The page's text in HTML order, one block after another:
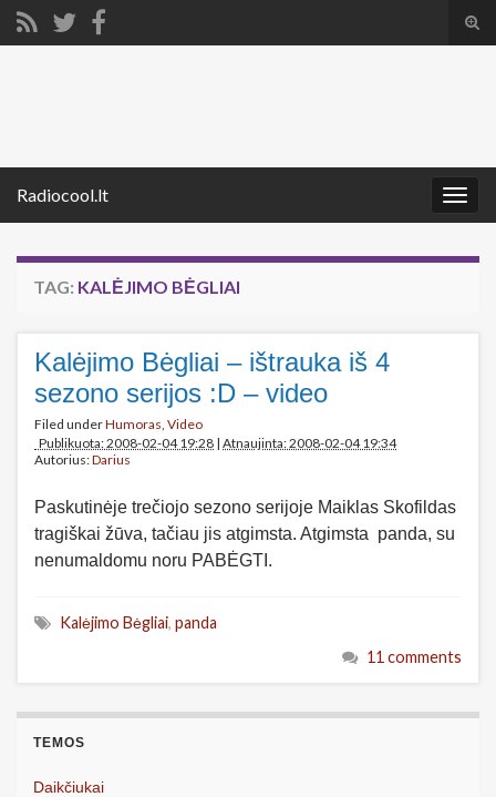
Radiocool.lt
TAG: KALĖJIMO BĖGLIAI
Kalėjimo Bėgliai – ištrauka iš 4
sezono serijos :D – video
Filed underHumoras, Video
Publikuota: 2008-02-04 19:28 | Atnaujinta: 2008-02-04 19:34
Autorius:Darius
Paskutinėje trečiojo sezono serijoje Maiklas Skofildas
tragiškai žūva, tačiau jis atgimsta. Atgimsta panda, su
nenumaldomu noru PABĖGTI.
Kalėjimo Bėgliai, panda
11 comments
TEMOS
Daikčiukai